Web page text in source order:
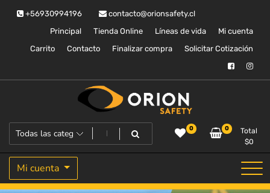
+56930994196
contacto@orionsafety.cl
Principal
Tienda Online Líneas de vida
Mi cuenta
Carrito
Contacto Finalizar compra Solicitar Cotización
Orion Safety
Equipos de proteccion personal 0 0
Total
$0
Mi cuenta